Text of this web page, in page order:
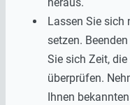
Lassen Sie sich
setzen.
Sie sich Zeit,
überprüfen.
Ihnen